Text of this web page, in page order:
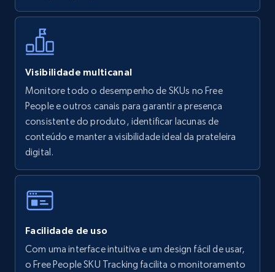
using specific category URL
URL, Final price, Sku, Currency, Gtin,
Specifications, Image urls, Top reviews, and
more.
5.6K+
specific keywords
URL, Final price, Sku, Currency, Gtin,
Specifications, Image urls, Top reviews, and
Visibilidade multicanal
Monitore todo o desempenho de SKUs no Free
People e outros canais para garantir a presença
consistente do produto, identificar lacunas de
conteúdo e manter a visibilidade ideal da prateleira
digital.
Facilidade de uso
Com uma interface intuitiva e um design fácil de usar,
o Free People SKU Tracking facilita o monitoramento